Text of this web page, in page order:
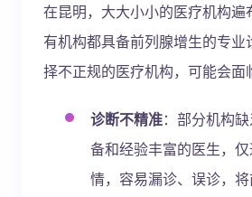
在昆明，大大小小的医疗机构遍
有机构都具备前列腺增生的专
择不正规的医疗机构，可能会面
诊断不精准：部分机构
备和经验丰富的医生，
情，容易漏诊、误诊，